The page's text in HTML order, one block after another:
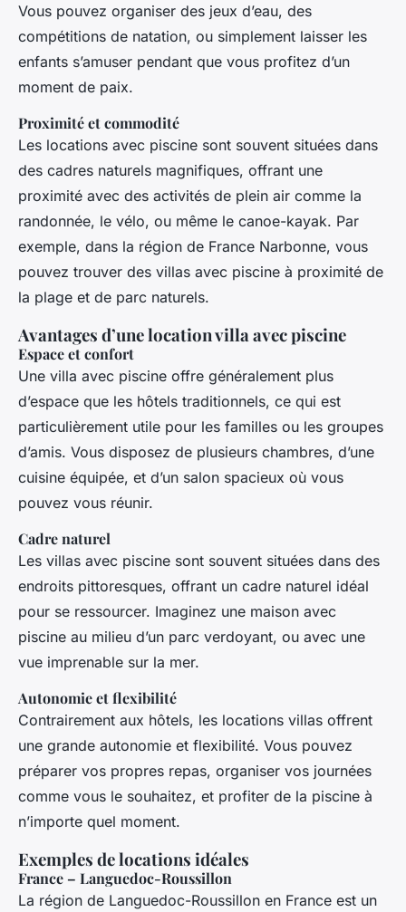
Vous pouvez organiser des jeux d’eau, des
compétitions de natation, ou simplement laisser les
enfants s’amuser pendant que vous profitez d’un
moment de paix.
Proximité et commodité
Les locations avec piscine sont souvent situées dans
des cadres naturels magnifiques, offrant une
proximité avec des activités de plein air comme la
randonnée, le vélo, ou même le canoe-kayak. Par
exemple, dans la région de France Narbonne, vous
pouvez trouver des villas avec piscine à proximité de
la plage et de parc naturels.
Avantages d’une location villa avec piscine
Espace et confort
Une villa avec piscine offre généralement plus
d’espace que les hôtels traditionnels, ce qui est
particulièrement utile pour les familles ou les groupes
d’amis. Vous disposez de plusieurs chambres, d’une
cuisine équipée, et d’un salon spacieux où vous
pouvez vous réunir.
Cadre naturel
Les villas avec piscine sont souvent situées dans des
endroits pittoresques, offrant un cadre naturel idéal
pour se ressourcer. Imaginez une maison avec
piscine au milieu d’un parc verdoyant, ou avec une
vue imprenable sur la mer.
Autonomie et flexibilité
Contrairement aux hôtels, les locations villas offrent
une grande autonomie et flexibilité. Vous pouvez
préparer vos propres repas, organiser vos journées
comme vous le souhaitez, et profiter de la piscine à
n’importe quel moment.
Exemples de locations idéales
France – Languedoc-Roussillon
La région de Languedoc-Roussillon en France est un